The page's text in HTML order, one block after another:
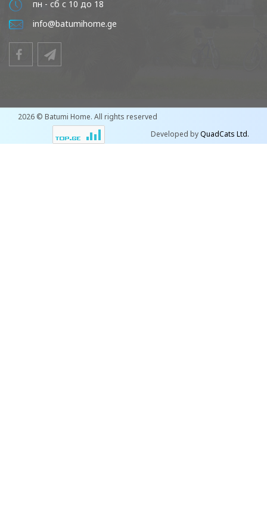
пн - сб с 10 до 18
info@batumihome.ge
2026 © Batumi Home. All rights reserved
Developed byQuadCats Ltd.